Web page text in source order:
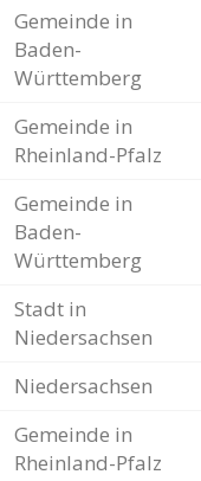
Gemeinde in
Baden-
Württemberg
Gemeinde in
Rheinland-Pfalz
Gemeinde in
Baden-
Württemberg
Stadt in
Niedersachsen
Niedersachsen
Gemeinde in
Rheinland-Pfalz